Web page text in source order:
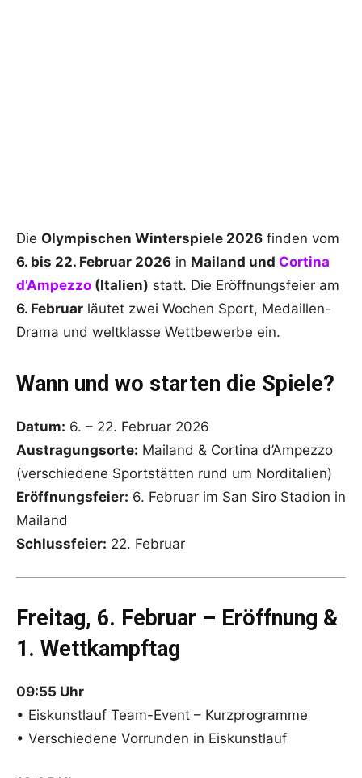
Die Olympischen Winterspiele 2026 finden vom
6. bis 22. Februar 2026 in Mailand und Cortina
d’Ampezzo (Italien) statt. Die Eröffnungsfeier am
6. Februar läutet zwei Wochen Sport, Medaillen-
Drama und weltklasse Wettbewerbe ein.
Wann und wo starten die Spiele?
Datum: 6. – 22. Februar 2026
Austragungsorte: Mailand & Cortina d’Ampezzo
(verschiedene Sportstätten rund um Norditalien)
Eröffnungsfeier: 6. Februar im San Siro Stadion in
Mailand
Schlussfeier: 22. Februar
Freitag, 6. Februar – Eröffnung &
1. Wettkampftag
09:55 Uhr
• Eiskunstlauf Team-Event – Kurzprogramme
• Verschiedene Vorrunden in Eiskunstlauf